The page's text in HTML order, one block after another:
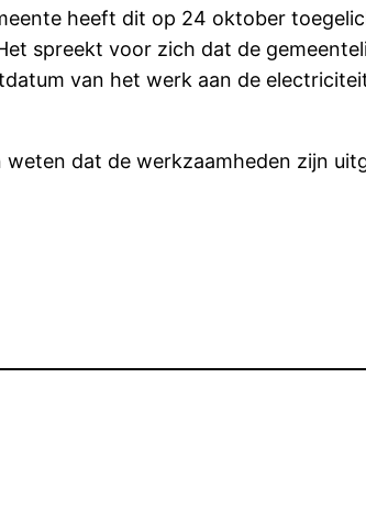
heeft dit op 24 oktober
spreekt voor zich dat de
van het werk aan de
dat de werkzaamheden zijn